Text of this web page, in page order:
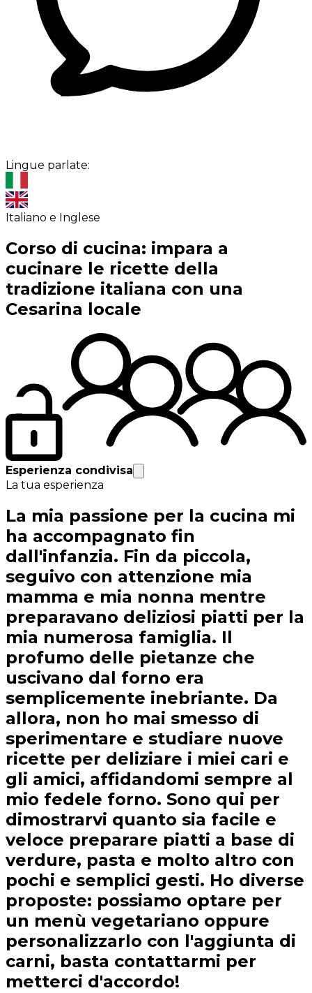
Lingue parlate:
Italiano e Inglese
Corso di cucina: impara a
cucinare le ricette della
tradizione italiana con una
Cesarina locale
Esperienza condivisa
La tua esperienza
La mia passione per la cucina mi
ha accompagnato fin
dall'infanzia. Fin da piccola,
seguivo con attenzione mia
mamma e mia nonna mentre
preparavano deliziosi piatti per la
mia numerosa famiglia. Il
profumo delle pietanze che
uscivano dal forno era
semplicemente inebriante. Da
allora, non ho mai smesso di
sperimentare e studiare nuove
ricette per deliziare i miei cari e
gli amici, affidandomi sempre al
mio fedele forno. Sono qui per
dimostrarvi quanto sia facile e
veloce preparare piatti a base di
verdure, pasta e molto altro con
pochi e semplici gesti. Ho diverse
proposte: possiamo optare per
un menù vegetariano oppure
personalizzarlo con l'aggiunta di
carni, basta contattarmi per
metterci d'accordo!